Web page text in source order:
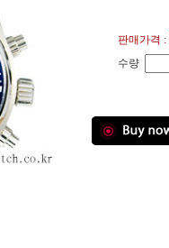
판매가격 :
수량